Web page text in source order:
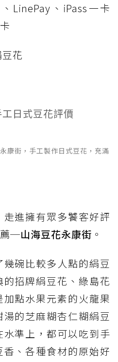
LinePay、iPass一卡
花
日式豆花評價
康街，手工製作日式豆花，充滿
進擁有眾多饕客好評
薦─山海豆花永康街 。
碗比較多人點的絹豆
招牌絹豆花、綠島花
點水果元素的火龍果
的芝麻糊杏仁糊絹豆
準上，都可以吃到手
、各種食材的原始好